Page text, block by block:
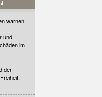
warnen
und
im
der